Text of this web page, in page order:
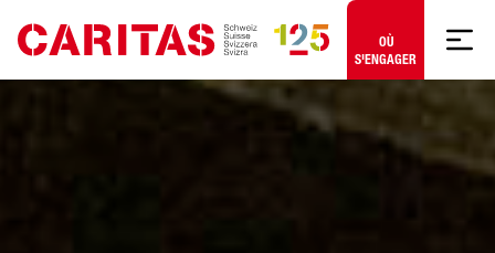
Aller au contenu
OÙ
S'ENGAGER